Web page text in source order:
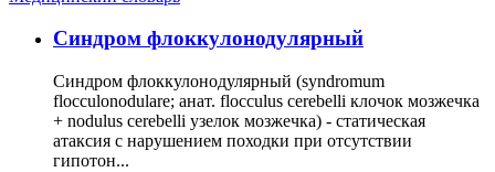
Cиндром флоккулонодулярный
Синдром флоккулонодулярный (syndromum
flocculonodulare; анат. flocculus cerebelli клочок мозжечка
+ nodulus cerebelli узелок мозжечка) - статическая
атаксия с нарушением походки при отсутствии
гипотон...